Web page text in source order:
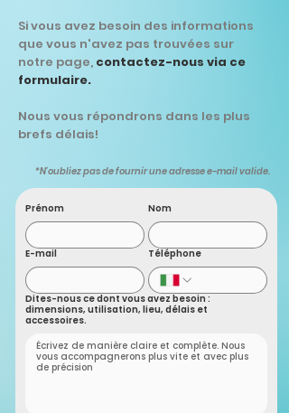
Si vous avez besoin des informations
que vous n'avez pas trouvées sur
notre page, contactez-nous via ce
formulaire.
Nous vous répondrons dans les plus
brefs délais!
*N'oubliez pas de fournir une adresse e-mail valide.
Prénom Nom
E-mail Téléphone
Dites-nous ce dont vous avez besoin :
dimensions, utilisation, lieu, délais et
accessoires.